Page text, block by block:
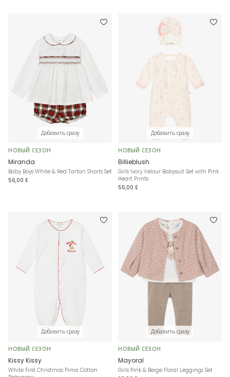
Добавить сразу
НОВЫЙ СЕЗОН
Miranda
Baby Boys White & Red Tartan Shorts Set
56,00 £
Добавить сразу
НОВЫЙ СЕЗОН
Billieblush
Girls Ivory Velour Babysuit Set with Pink
Heart Prints
55,00 £
Добавить сразу
НОВЫЙ СЕЗОН
Kissy Kissy
White First Christmas Pima Cotton
Добавить сразу
НОВЫЙ СЕЗОН
Mayoral
Girls Pink & Beige Floral Leggings Set